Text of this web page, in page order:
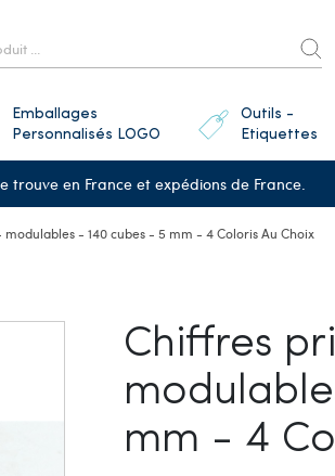
Emballages
Personnalisés LOGO
Outils -
Etiquettes
trouve en France et expédions de France.
- 140 cubes - 5 mm - 4 Coloris Au Choix
Chiffres
mm - 4